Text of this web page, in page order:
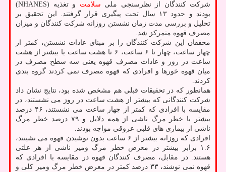
شرکت کنندگان از نظرسنجی ملی سلامت
و تغذیه (NHANES)
بودند و حدود ۱۳ سال تحت پیگیری قرار گرفتند. این تحقیق بر
تحلیل و بررسی مدت زمان نشستن روزانه شرکت کنندگان و میزان
مصرف قهوه متمرکز شد.
محققان این شرکت کنندگان را بر مبنای عادات نشستن، کمتر از
چهار ساعت، چهار تا ۶ ساعت، ۶ تا هشت ساعت یا بیشتر از هشت
ساعت در روز و عادات مصرف قهوه یعنی سه سطح مصرف در
میان قهوه خورها و افرادی که قهوه مصرف نمی کردند گروه بندی
کردند.
همانطور که در تحقیقات قبلی هم مشخص شده بود، نتایج نشان داد
شرکت کنندگانی که بیشتر از هشت ساعت در روز می نشستند، در
مقایسه با افرادی که کمتر از چهار ساعت می نشستند، ۴۶ درصد
بیشتر با خطر مرگ ناشی از همه دلایل و ۷۹ درصد خطر مرگ
ناشی از بیماری های قلبی عروقی مواجه بودند.
افرادی که روزانه بیشتر از ۶ ساعت بدون نوشیدن قهوه می نشینند،
۱.۶ برابر بیشتر در معرض خطر مرگ ومیر ناشی از هر علتی
هستند. در مقابل، مصرف کنندگان قهوه در مقایسه با افرادی که
قهوه نمی نوشند، ۳۳ درصد کمتر در معرض خطر مرگ ومیر کلی و